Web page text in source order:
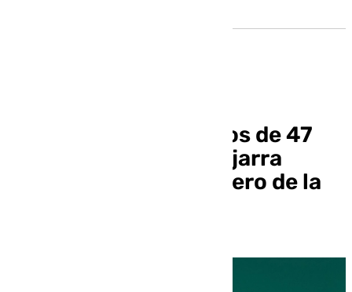
Más de 30.000 vecinos de 47
municipios de la Alpujarra
juegan al mismo número de la